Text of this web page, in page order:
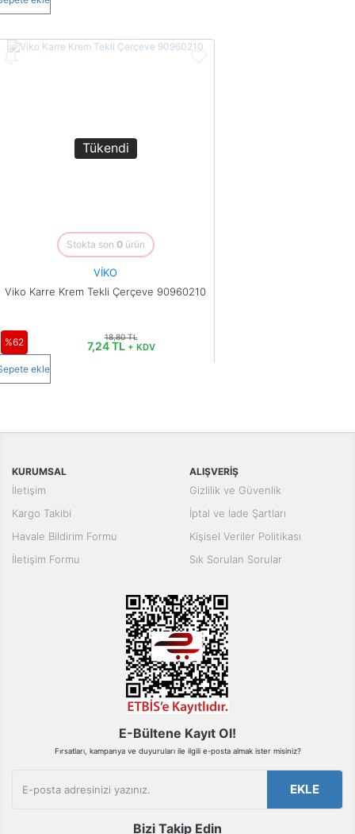
Tükendi
Stokta son 0ürün
VİKO
Viko Karre Krem Tekli Çerçeve 90960210
%62 18,80 TL
7,24 TL + KDV
ekle
KURUMSAL
İletişim
Kargo Takibi
Havale Bildirim Formu
İletişim Formu
ALIŞVERİŞ
Gizlilik ve Güvenlik
İptal ve İade Şartları
Kişisel Veriler Politikası
Sık Sorulan Sorular
E-Bültene Kayıt Ol!
Fırsatları, kampanya ve duyuruları ile ilgili e-posta almak ister misiniz?
EKLE
Bizi Takip Edin